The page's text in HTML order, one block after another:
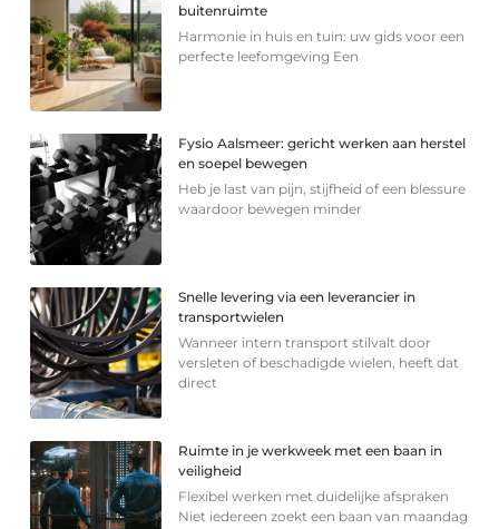
buitenruimte
Harmonie in huis en tuin: uw gids voor een
perfecte leefomgeving Een
Fysio Aalsmeer: gericht werken aan herstel
en soepel bewegen
Heb je last van pijn, stijfheid of een blessure
waardoor bewegen minder
Snelle levering via een leverancier in
transportwielen
Wanneer intern transport stilvalt door
versleten of beschadigde wielen, heeft dat
direct
Ruimte in je werkweek met een baan in
veiligheid
Flexibel werken met duidelijke afspraken
Niet iedereen zoekt een baan van maandag